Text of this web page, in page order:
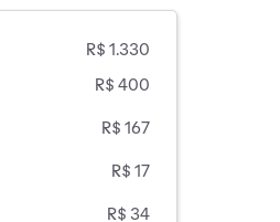
R$ 1.330
R$ 400
R$ 167
R$ 17
R$ 34